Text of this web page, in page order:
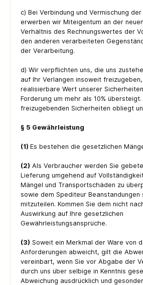
c) Bei Verbindung und Vermischung
erwerben wir Miteigentum an der
Verhältnis des Rechnungswertes der
den anderen verarbeiteten
der Verarbeitung.
d) Wir verpflichten uns, die uns
auf Ihr Verlangen insoweit
realisierbare Wert unserer
Forderung um mehr als 10%
freizugebenden Sicherheiten obliegt
§ 5 Gewährleistung
(1) Es bestehen die gesetzlichen
(2) Als Verbraucher werden Sie
Lieferung umgehend auf
Mängel und Transportschäden zu
sowie dem Spediteur Beanstandungen
mitzuteilen. Kommen Sie dem nicht
Auswirkung auf Ihre gesetzlichen
Gewährleistungsansprüche.
(3) Soweit ein Merkmal der Ware von
Anforderungen abweicht, gilt die
vereinbart, wenn Sie vor Abgabe der
durch uns über selbige in Kenntnis
Abweichung ausdrücklich und